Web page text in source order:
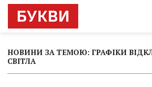
НОВИНИ ЗА ТЕМОЮ: ГРАФІКИ
СВІТЛА